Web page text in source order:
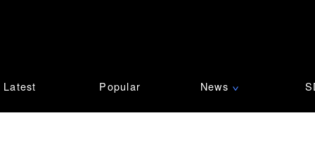
Latest Popular News ∨